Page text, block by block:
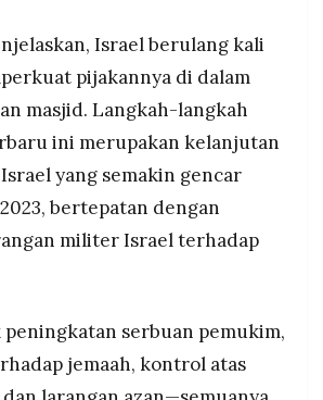
Israel berulang kali
pijakannya di dalam
masjid. Langkah-langkah
ini merupakan kelanjutan
yang semakin gencar
bertepatan dengan
militer Israel terhadap
serbuan pemukim,
jemaah, kontrol atas